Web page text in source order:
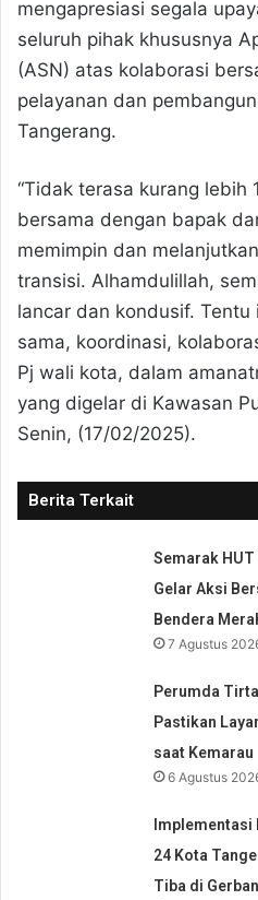
mengapresiasi segala
seluruh pihak khususnya
(ASN) atas kolaborasi
pelayanan dan
Tangerang.
“Tidak terasa kurang lebih
bersama dengan bapak
memimpin dan
transisi. Alhamdulillah,
lancar dan kondusif. Tentu
sama, koordinasi,
Pj wali kota, dalam
yang digelar di Kawasan
Senin, (17/02/2025).
Berita Terkait
Semarak
Gelar Aksi
Bendera
7 Agustus
Perumda
Pastikan
saat Kemarau
6 Agustus
Implementasi
24 Kota
Tiba di